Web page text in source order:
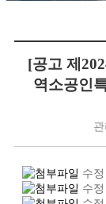
[공고 제
역소공인
수정
수정 양식